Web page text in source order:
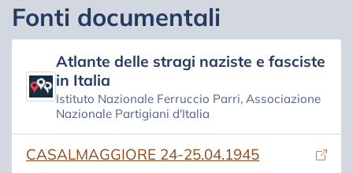
Fonti documentali
Atlante delle stragi naziste e fasciste
in Italia
Istituto Nazionale Ferruccio Parri, Associazione
Nazionale Partigiani d'Italia
CASALMAGGIORE 24-25.04.1945
(si apre in una nuova scheda)